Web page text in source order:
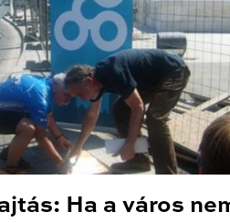
Ha a város